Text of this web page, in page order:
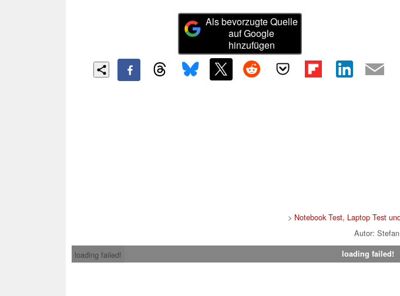
Als bevorzugte Quelle
auf Google
hinzufügen
> Notebook Test, Laptop Test
Autor:
loading failed!
loading failed!